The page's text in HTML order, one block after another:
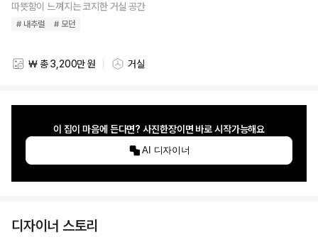
따뜻함이 느껴지는 코지한 거실 공간
# 내추럴 # 모던
스타일링 비용
₩ 총 3,200만 원 스타일링 공간
거실
이 집이 마음에 든다면? 사진한장이면 바로 시작가능해요
AI 디자이너
디자이너 스토리